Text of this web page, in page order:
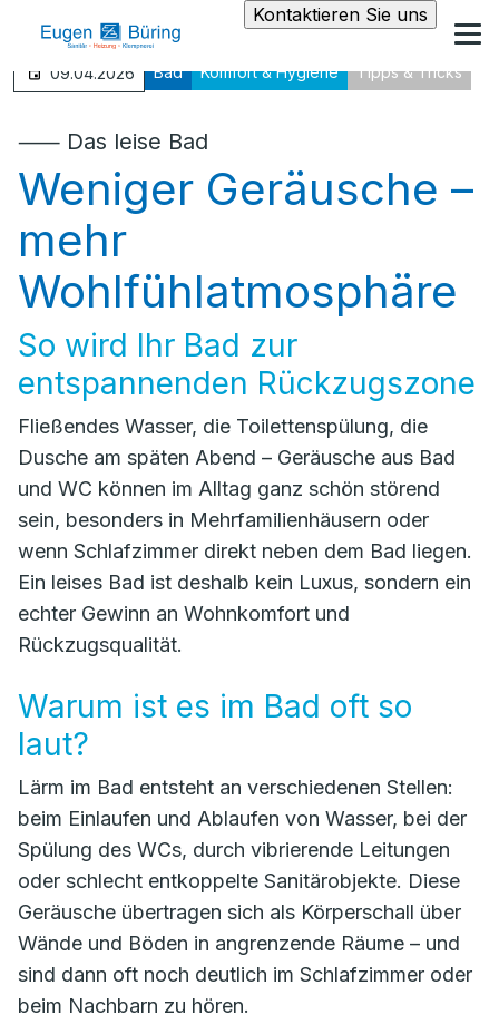
Kontaktieren Sie uns
09.04.2026 Bad Komfort & Hygiene Tipps & Tricks
⸺ Das leise Bad
Weniger Geräusche –
mehr
Wohlfühlatmosphäre
So wird Ihr Bad zur
entspannenden Rückzugszone
Fließendes Wasser, die Toilettenspülung, die
Dusche am späten Abend – Geräusche aus Bad
und WC können im Alltag ganz schön störend
sein, besonders in Mehrfamilienhäusern oder
wenn Schlafzimmer direkt neben dem Bad liegen.
Ein leises Bad ist deshalb kein Luxus, sondern ein
echter Gewinn an Wohnkomfort und
Rückzugsqualität.
Warum ist es im Bad oft so
laut?
Lärm im Bad entsteht an verschiedenen Stellen:
beim Einlaufen und Ablaufen von Wasser, bei der
Spülung des WCs, durch vibrierende Leitungen
oder schlecht entkoppelte Sanitärobjekte. Diese
Geräusche übertragen sich als Körperschall über
Wände und Böden in angrenzende Räume – und
sind dann oft noch deutlich im Schlafzimmer oder
beim Nachbarn zu hören.